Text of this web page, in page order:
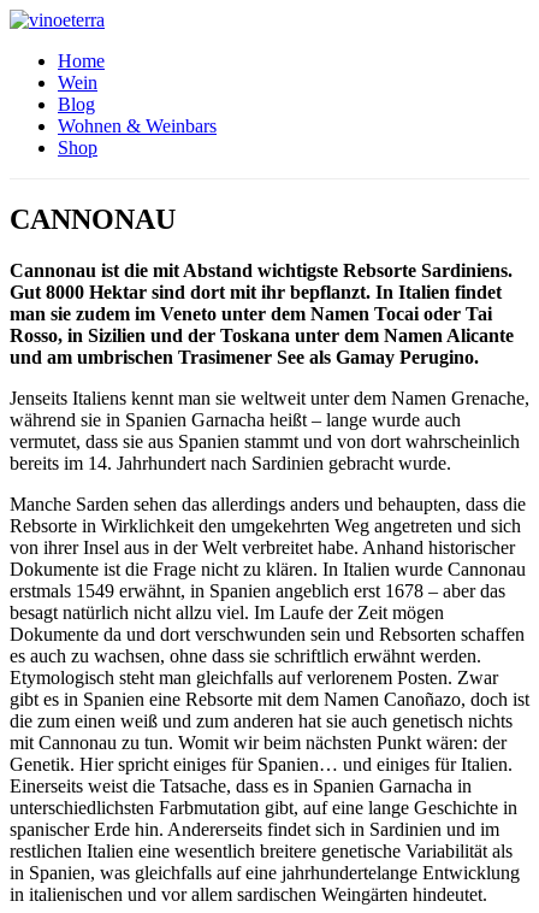
Home
Wein
Blog
Wohnen & Weinbars
Shop
CANNONAU
Cannonau ist die mit Abstand wichtigste Rebsorte Sardiniens.
Gut 8000 Hektar sind dort mit ihr bepflanzt. In Italien findet
man sie zudem im Veneto unter dem Namen Tocai oder Tai
Rosso, in Sizilien und der Toskana unter dem Namen Alicante
und am umbrischen Trasimener See als Gamay Perugino.
Jenseits Italiens kennt man sie weltweit unter dem Namen Grenache,
während sie in Spanien Garnacha heißt – lange wurde auch
vermutet, dass sie aus Spanien stammt und von dort wahrscheinlich
bereits im 14. Jahrhundert nach Sardinien gebracht wurde.
Manche Sarden sehen das allerdings anders und behaupten, dass die
Rebsorte in Wirklichkeit den umgekehrten Weg angetreten und sich
von ihrer Insel aus in der Welt verbreitet habe. Anhand historischer
Dokumente ist die Frage nicht zu klären. In Italien wurde Cannonau
erstmals 1549 erwähnt, in Spanien angeblich erst 1678 – aber das
besagt natürlich nicht allzu viel. Im Laufe der Zeit mögen
Dokumente da und dort verschwunden sein und Rebsorten schaffen
es auch zu wachsen, ohne dass sie schriftlich erwähnt werden.
Etymologisch steht man gleichfalls auf verlorenem Posten. Zwar
gibt es in Spanien eine Rebsorte mit dem Namen Canoñazo, doch ist
die zum einen weiß und zum anderen hat sie auch genetisch nichts
mit Cannonau zu tun. Womit wir beim nächsten Punkt wären: der
Genetik. Hier spricht einiges für Spanien… und einiges für Italien.
Einerseits weist die Tatsache, dass es in Spanien Garnacha in
unterschiedlichsten Farbmutation gibt, auf eine lange Geschichte in
spanischer Erde hin. Andererseits findet sich in Sardinien und im
restlichen Italien eine wesentlich breitere genetische Variabilität als
in Spanien, was gleichfalls auf eine jahrhundertelange Entwicklung
in italienischen und vor allem sardischen Weingärten hindeutet.